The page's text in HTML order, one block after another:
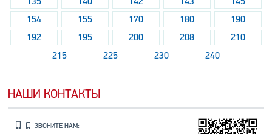
154
155 170 180
190
192
195 200 208
210
215
225 230 240
НАШИ КОНТАКТЫ
ЗВОНИТЕ НАМ: